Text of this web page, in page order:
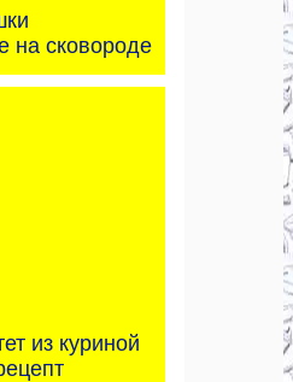
на сковороде
из куриной